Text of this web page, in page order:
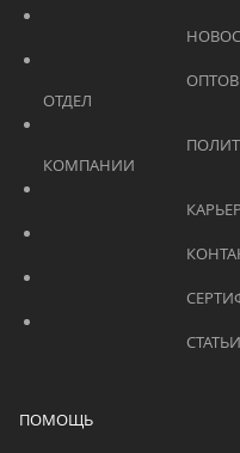
ПОМОЩЬ